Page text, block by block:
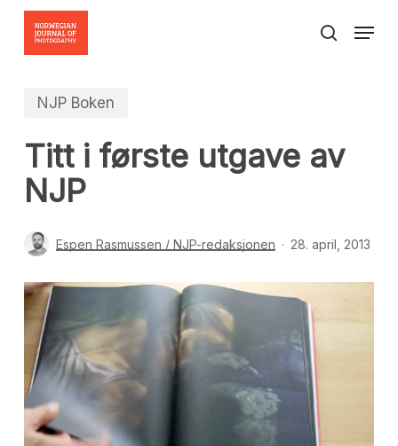
Skip
content
search
Menu
NJP Boken
Titt i første utgave av
NJP
Espen Rasmussen / NJP-redaksjonen 28. april, 2013